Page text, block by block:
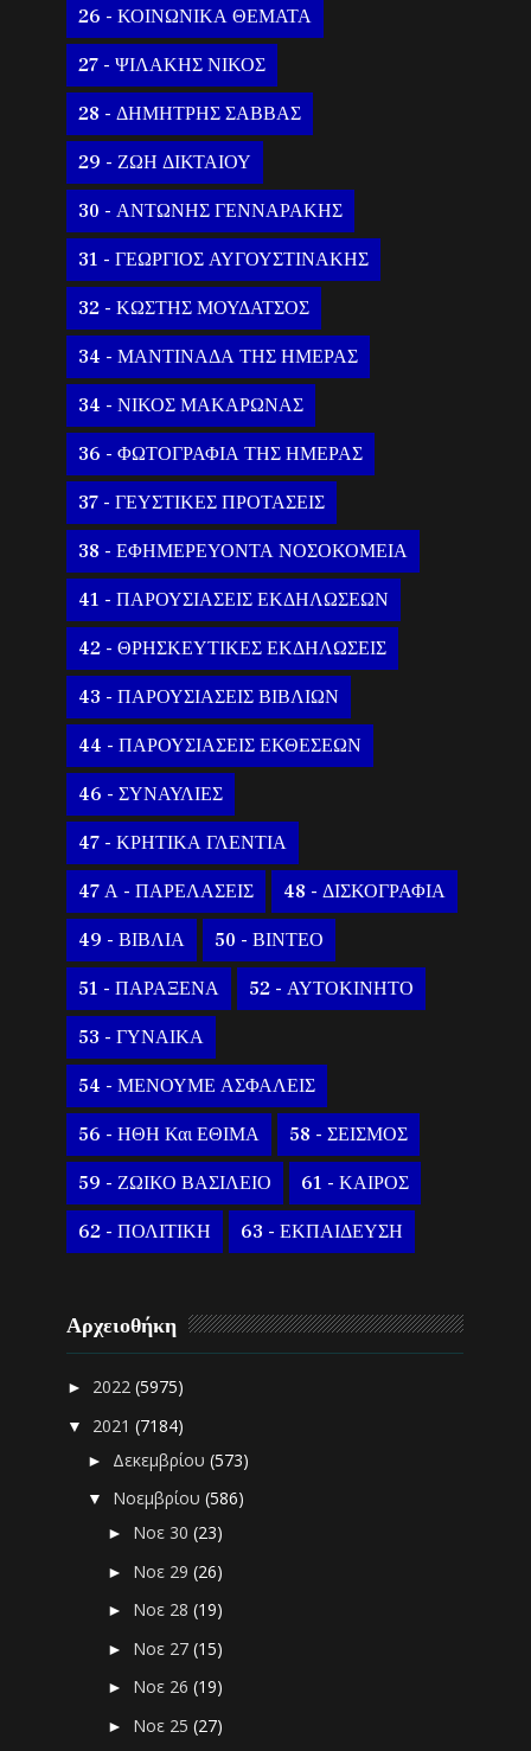
26 - ΚΟΙΝΩΝΙΚΑ ΘΕΜΑΤΑ
27 - ΨΙΛΑΚΗΣ ΝΙΚΟΣ
28 - ΔΗΜΗΤΡΗΣ ΣΑΒΒΑΣ
29 - ΖΩΗ ΔΙΚΤΑΙΟΥ
30 - ΑΝΤΩΝΗΣ ΓΕΝΝΑΡΑΚΗΣ
31 - ΓΕΩΡΓΙΟΣ ΑΥΓΟΥΣΤΙΝΑΚΗΣ
32 - ΚΩΣΤΗΣ ΜΟΥΔΑΤΣΟΣ
34 - ΜΑΝΤΙΝΑΔΑ ΤΗΣ ΗΜΕΡΑΣ
34 - ΝΙΚΟΣ ΜΑΚΑΡΩΝΑΣ
36 - ΦΩΤΟΓΡΑΦΙΑ ΤΗΣ ΗΜΕΡΑΣ
37 - ΓΕΥΣΤΙΚΕΣ ΠΡΟΤΑΣΕΙΣ
38 - ΕΦΗΜΕΡΕΥΟΝΤΑ ΝΟΣΟΚΟΜΕΙΑ
41 - ΠΑΡΟΥΣΙΑΣΕΙΣ ΕΚΔΗΛΩΣΕΩΝ
42 - ΘΡΗΣΚΕΥΤΙΚΕΣ ΕΚΔΗΛΩΣΕΙΣ
43 - ΠΑΡΟΥΣΙΑΣΕΙΣ ΒΙΒΛΙΩΝ
44 - ΠΑΡΟΥΣΙΑΣΕΙΣ ΕΚΘΕΣΕΩΝ
46 - ΣΥΝΑΥΛΙΕΣ
47 - ΚΡΗΤΙΚΑ ΓΛΕΝΤΙΑ
47 Α - ΠΑΡΕΛΑΣΕΙΣ 48 - ΔΙΣΚΟΓΡΑΦΙΑ
49 - ΒΙΒΛΙΑ 50 - ΒΙΝΤΕΟ
51 - ΠΑΡΑΞΕΝΑ 52 - ΑΥΤΟΚΙΝΗΤΟ
53 - ΓΥΝΑΙΚΑ
54 - ΜΕΝΟΥΜΕ ΑΣΦΑΛΕΙΣ
56 - ΗΘΗ Και ΕΘΙΜΑ 58 - ΣΕΙΣΜΟΣ
59 - ΖΩΙΚΟ ΒΑΣΙΛΕΙΟ 61 - ΚΑΙΡΟΣ
62 - ΠΟΛΙΤΙΚΗ 63 - ΕΚΠΑΙΔΕΥΣΗ
Αρχειοθήκη
► 2022(5975)
▼ 2021(7184)
► Δεκεμβρίου(573)
▼ Νοεμβρίου(586)
► Νοε 30(23)
► Νοε 29(26)
► Νοε 28(19)
► Νοε 27(15)
► Νοε 26(19)
► Νοε 25(27)